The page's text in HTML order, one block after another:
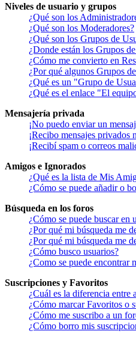
Niveles de usuario y grupos
¿Qué son los
¿Qué son los Moderadores?
¿Qué son los Grupos de
¿Donde están los Grupos
¿Cómo me convierto en
¿Por qué algunos Grupos
¿Qué es un "Grupo de
¿Qué es el enlace "El
Mensajería privada
¡No puedo enviar un
¡Recibo mensajes privados
¡Recibí spam o correos
Amigos e Ignorados
¿Qué es la lista de Mis
¿Cómo se puede añadir o
Búsqueda en los foros
¿Cómo se puede buscar en
¿Por qué mi búsqueda me
¿Por qué mi búsqueda me
¿Cómo busco usuarios?
¿Como se puede encontrar
Suscripciones y Favoritos
¿Cuál es la diferencia entre
¿Cómo marcar Favoritos o
¿Cómo me suscribo a un
¿Cómo borro mis